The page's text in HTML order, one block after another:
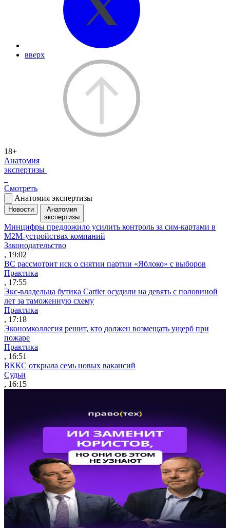
вверх
18+
Анатомия
экспертизы
Смотреть
Анатомия экспертизы
Новости
Анатомия
экспертизы
Минцифры предложило усилить контроль за сим-картами в
M2M-устройствах компаний
Законодательство
, 19:02
ВС рассмотрит иск о снятии партии «Яблоко» с выборов
Практика
, 17:55
Экс-владельца бутика Cartier осудили на девять с половиной
лет за таможенную схему
Практика
, 17:18
Экономколлегия решит, кто должен возмещать ущерб при
пожаре
Практика
, 16:51
ВККС открыла семь новых вакансий
Судьи
, 16:15